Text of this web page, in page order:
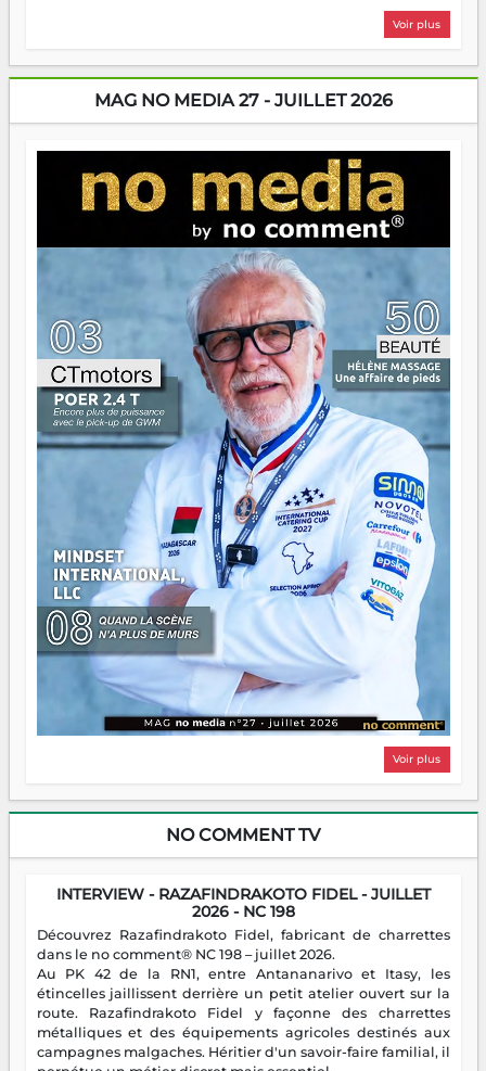
plus nombreux à se lancer, à créer, à risquer — souvent
sans filet, souvent sans aide, mais toujours avec cette
dorment vraiment la nuit. En culture, les nouvelles sont
encore meilleures. Aina Rasamoelina vient de décrocher le
Prix RFI Instrumental Afrique. Miangaly Elia rafle le Prix
jeunes qui tiennent la torche. Alors oui, on pourrait
s'arrêter là, applaudir et rentrer chez soi satisfait. Mais ce
serait passer à côté d'une chose essentielle. La fougue, ça
brûle fort — et parfois, ça brûle vite. Une flamme sans
direction peut éclairer autant qu'elle peut consumer. C'est
là que les aînés entrent en scène — pas pour reprendre le
gouvernail, mais pour montrer où sont les récifs. Les jeunes
ont la force, les vieux ont l'expérience, comme on dit. Ce
n'est pas un combat de générations — c'est une question
d'équipage. Partagez vos réussites, mais aussi vos échecs.
Surtout vos échecs, d'ailleurs — ils enseignent mieux que
n'importe quel manuel. À Madagascar, la barque avance.
Il faut juste s'assurer que tout le monde rame dans le
même sens.
Voir plus
MAG NO MEDIA 27 - JUILLET 2026
Voir plus
NO COMMENT TV
INTERVIEW - RAZAFINDRAKOTO FIDEL - JUILLET
2026 - NC 198
Découvrez Razafindrakoto Fidel, fabricant de charrettes
dans le no comment® NC 198 – juillet 2026.
Au PK 42 de la RN1, entre Antananarivo et Itasy, les
étincelles jaillissent derrière un petit atelier ouvert sur la
route. Razafindrakoto Fidel y façonne des charrettes
métalliques et des équipements agricoles destinés aux
campagnes malgaches. Héritier d'un savoir-faire familial, il